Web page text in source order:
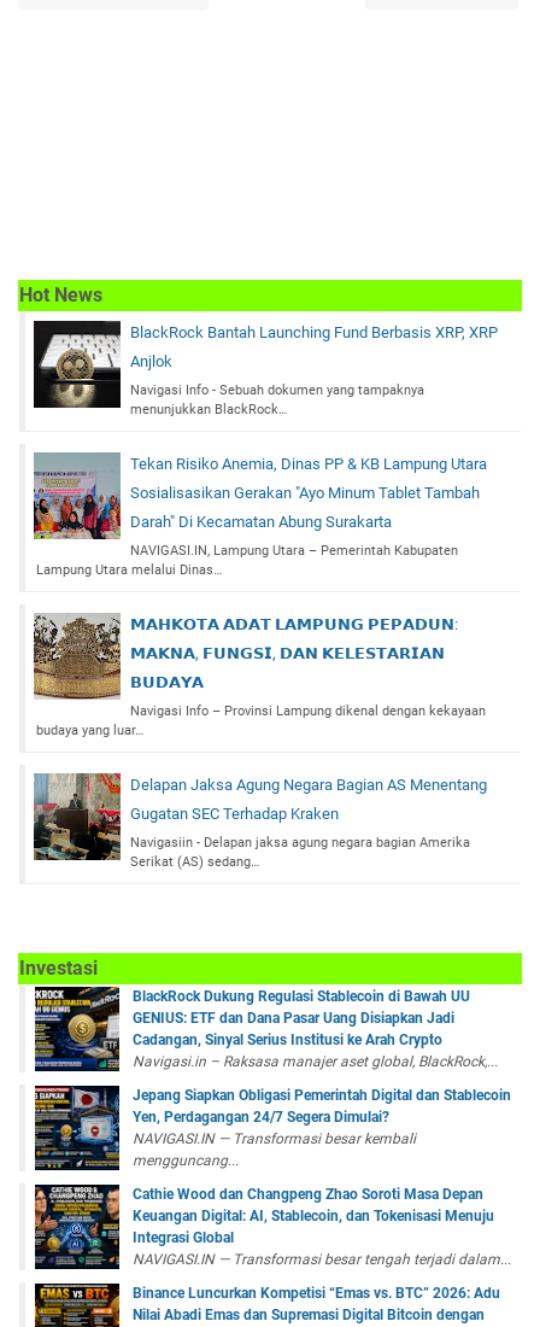
Hot News
BlackRock Bantah Launching Fund Berbasis XRP, XRP
Anjlok
Navigasi Info - Sebuah dokumen yang tampaknya
menunjukkan BlackRock…
Tekan Risiko Anemia, Dinas PP & KB Lampung Utara
Sosialisasikan Gerakan "Ayo Minum Tablet Tambah
Darah" Di Kecamatan Abung Surakarta
NAVIGASI.IN, Lampung Utara – Pemerintah Kabupaten
Lampung Utara melalui Dinas…
𝗠𝗔𝗛𝗞𝗢𝗧𝗔 𝗔𝗗𝗔𝗧 𝗟𝗔𝗠𝗣𝗨𝗡𝗚 𝗣𝗘𝗣𝗔𝗗𝗨𝗡:
𝗠𝗔𝗞𝗡𝗔, 𝗙𝗨𝗡𝗚𝗦𝗜, 𝗗𝗔𝗡 𝗞𝗘𝗟𝗘𝗦𝗧𝗔𝗥𝗜𝗔𝗡
𝗕𝗨𝗗𝗔𝗬𝗔
Navigasi Info – Provinsi Lampung dikenal dengan kekayaan
budaya yang luar…
Delapan Jaksa Agung Negara Bagian AS Menentang
Gugatan SEC Terhadap Kraken
Navigasiin - Delapan jaksa agung negara bagian Amerika
Serikat (AS) sedang…
Investasi
BlackRock Dukung Regulasi Stablecoin di Bawah UU
GENIUS: ETF dan Dana Pasar Uang Disiapkan Jadi
Cadangan, Sinyal Serius Institusi ke Arah Crypto
Navigasi.in – Raksasa manajer aset global, BlackRock,...
Jepang Siapkan Obligasi Pemerintah Digital dan Stablecoin
Yen, Perdagangan 24/7 Segera Dimulai?
NAVIGASI.IN — Transformasi besar kembali
mengguncang...
Cathie Wood dan Changpeng Zhao Soroti Masa Depan
Keuangan Digital: AI, Stablecoin, dan Tokenisasi Menuju
Integrasi Global
NAVIGASI.IN — Transformasi besar tengah terjadi dalam...
Binance Luncurkan Kompetisi “Emas vs. BTC” 2026: Adu
Nilai Abadi Emas dan Supremasi Digital Bitcoin dengan